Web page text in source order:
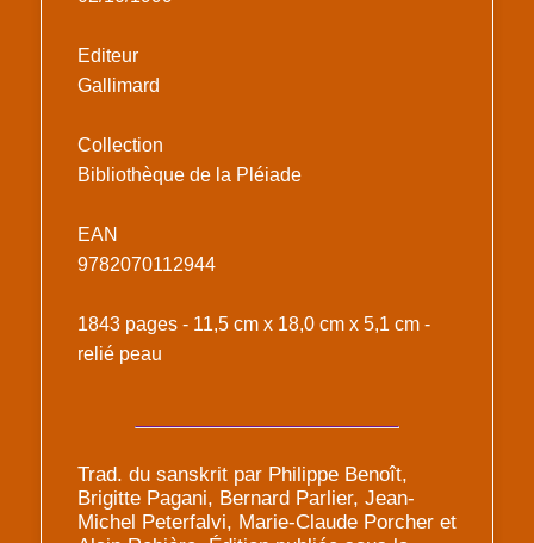
Editeur
Gallimard
Collection
Bibliothèque de la Pléiade
EAN
9782070112944
1843 pages - 11,5 cm x 18,0 cm x 5,1 cm -
relié peau
Trad. du sanskrit par Philippe Benoît,
Brigitte Pagani, Bernard Parlier, Jean-
Michel Peterfalvi, Marie-Claude Porcher et